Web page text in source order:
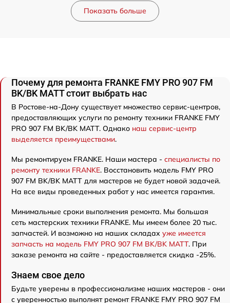
Показать больше
Почему для ремонта FRANKE FMY PRO 907 FM
BK/BK MATT стоит выбрать нас
В Ростове-на-Дону существует множество сервис-центров,
предоставляющих услуги по ремонту техники FRANKE FMY
PRO 907 FM BK/BK MATT. Однако наш сервис-центр
выделяется преимуществами.
Мы ремонтируем FRANKE. Наши мастера - специалисты по
ремонту техники FRANKE. Восстановить модель FMY PRO
907 FM BK/BK MATT для мастеров не будет новой задачей.
На все виды проведенных работ у нас имеется гарантия.
Минимальные сроки выполнения ремонта. Мы большая
сеть мастерских техники FRANKE. Мы имеем более 20 тыс.
запчастей. И возможно на наших складах уже имеется
запчасть на модель FMY PRO 907 FM BK/BK MATT. При
заказе ремонта на сайте - предоставляется скидка -25%.
Знаем свое дело
Будьте уверены в профессионализме наших мастеров - они
с уверенностью выполнят ремонт FRANKE FMY PRO 907 FM